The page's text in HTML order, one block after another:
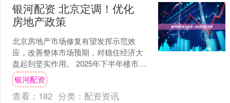
银河配资 北京定调！优化
房地产政策
北京房地产市场修复有望发挥示范效
应，改善整体市场预期，对稳住经济大
盘起到坚实作用。 2025年下半年楼市调
控怎么走，北京作出部署。 7月1日，北
京市政府召开常务....
银河配资
查看： 182 分类： 配资资讯